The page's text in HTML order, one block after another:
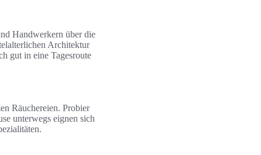
Handwerkern über die
Architektur
gut in eine Tagesroute
Räuchereien. Probier
unterwegs eignen sich